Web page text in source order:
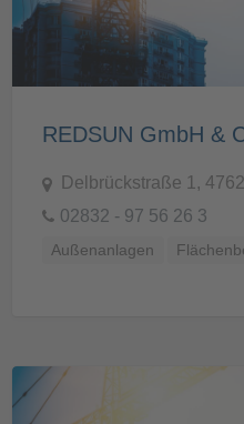
REDSUN GmbH &
Delbrückstraße 1,
02832 - 97 56 26 3
Außenanlagen